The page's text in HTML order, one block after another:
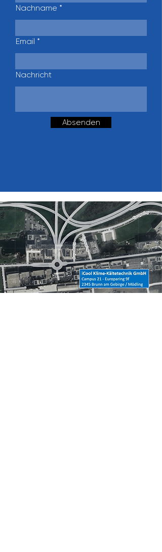
Nachname
Email
Nachricht
Absenden